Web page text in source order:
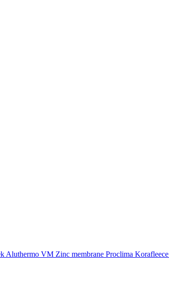
Aluthermo VM Zinc membrane Proclima Korafleece